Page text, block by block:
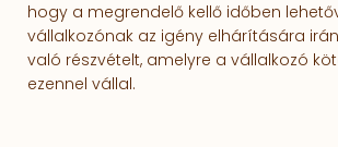
hogy a megrendelő kellő időben
vállalkozónak az igény elhárítására
való részvételt, amelyre a vállalkozó
ezennel vállal.